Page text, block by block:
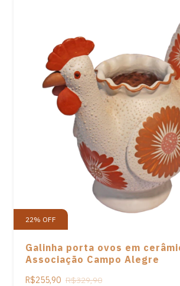
22% OFF
Galinha porta ovos em
Associação Campo Alegre
R$255,90 R$329,90